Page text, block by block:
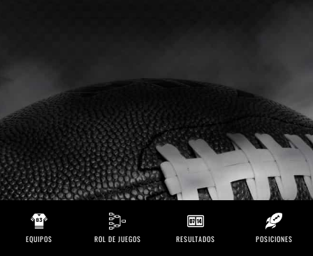
EQUIPOS ROL DE JUEGOS RESULTADOS POSICIONES